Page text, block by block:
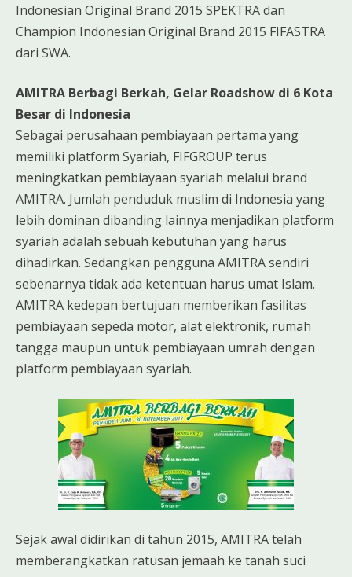
Indonesian Original Brand 2015 SPEKTRA dan
Champion Indonesian Original Brand 2015 FIFASTRA
dari SWA.
AMITRA Berbagi Berkah, Gelar Roadshow di 6 Kota
Besar di Indonesia
Sebagai perusahaan pembiayaan pertama yang
memiliki platform Syariah, FIFGROUP terus
meningkatkan pembiayaan syariah melalui brand
AMITRA. Jumlah penduduk muslim di Indonesia yang
lebih dominan dibanding lainnya menjadikan platform
syariah adalah sebuah kebutuhan yang harus
dihadirkan. Sedangkan pengguna AMITRA sendiri
sebenarnya tidak ada ketentuan harus umat Islam.
AMITRA kedepan bertujuan memberikan fasilitas
pembiayaan sepeda motor, alat elektronik, rumah
tangga maupun untuk pembiayaan umrah dengan
platform pembiayaan syariah.
Sejak awal didirikan di tahun 2015, AMITRA telah
memberangkatkan ratusan jemaah ke tanah suci